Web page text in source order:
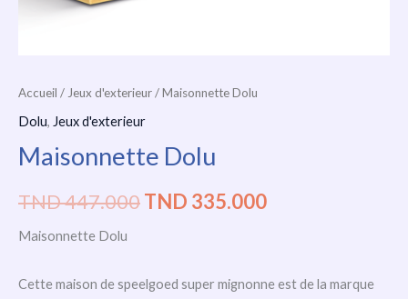
Accueil / Jeux d'exterieur/ Maisonnette Dolu
Dolu, Jeux d'exterieur
Maisonnette Dolu
TND447.000TND 335.000
Maisonnette Dolu
Cette maison de speelgoed super mignonne est de la marque